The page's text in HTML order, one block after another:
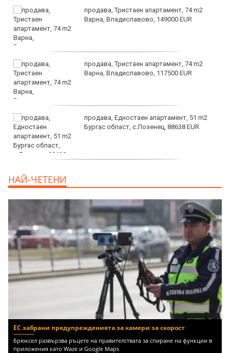
продава, Тристаен апартамент, 74 m2
Варна, Владиславово, 149000 EUR
продава, Тристаен апартамент, 74 m2
Варна, Владиславово, 117500 EUR
продава, Едностаен апартамент, 51 m2
Бургас област, с.Лозенец, 88638 EUR
EUR
НАЙ-ЧЕТЕНИ
ЕС забрани предупрежденията за камери за скорост
Брюксел развързва ръцете на правителствата за спиране на функции в
приложения като Waze и Google Maps